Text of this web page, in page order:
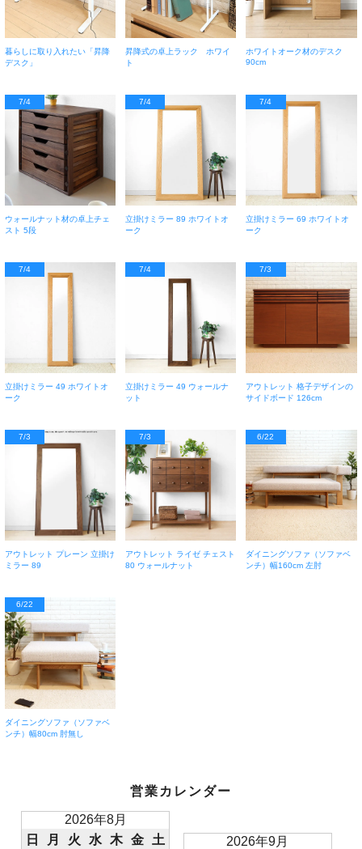
暮らしに取り入れたい「昇降
デスク」
昇降式の卓上ラック ホワイ
ト
ホワイトオーク材のデスク
90cm
7/4
ウォールナット材の卓上チェ
スト 5段
7/4
立掛けミラー 89 ホワイトオ
ーク
7/4
立掛けミラー 69 ホワイトオ
ーク
7/4
立掛けミラー 49 ホワイトオ
ーク
7/4
立掛けミラー 49 ウォールナ
ット
7/3
アウトレット 格子デザインの
サイドボード 126cm
7/3
アウトレット プレーン 立掛け
ミラー 89
7/3
アウトレット ライゼ チェスト
80 ウォールナット
6/22
ダイニングソファ（ソファベ
ンチ）幅160cm 左肘
6/22
ダイニングソファ（ソファベ
ンチ）幅80cm 肘無し
営業カレンダー
2026年8月
日
月 火 水 木 金
土
2026年9月